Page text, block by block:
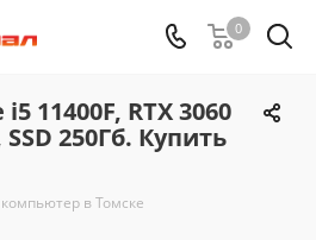
0
11400F, RTX 3060
SSD 250Гб. Купить
в Томске